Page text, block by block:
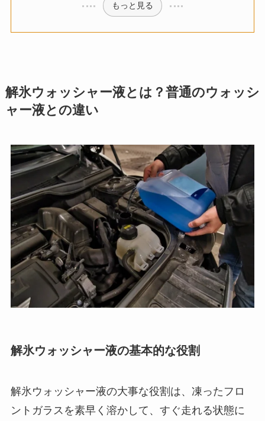
もっと見る
解氷ウォッシャー液とは？普通のウォッシ
ャー液との違い
解氷ウォッシャー液の基本的な役割
解氷ウォッシャー液の大事な役割は、凍ったフロ
ントガラスを素早く溶かして、すぐ走れる状態に